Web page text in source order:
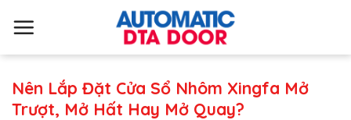
Nên Lắp Đặt Cửa Sổ Nhôm Xingfa Mở
Trượt, Mở Hất Hay Mở Quay?